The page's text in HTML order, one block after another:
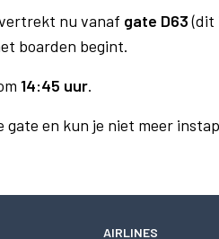
nu vanaf gate D63(dit
boarden begint.
14:45 uur.
gate en kun je niet meer
AIRLINES